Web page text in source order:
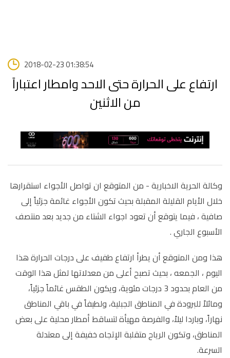
2018-02-23 01:38:54
ارتفاع على الحرارة حتى الاحد وامطار اعتباراً
من الاثنين
وكالة الحرية الاخبارية - من المتوقع ان تواصل الأجواء استقرارها
خلال الأيام القليلة المقبلة بحيث تكون الأجواء غائمة جزئياً إلى
صافية ، فيما يتوقع أن تعود اجواء الشتاء من جديد بعد منتصف
الأسبوع الجاري .
هذا ومن المتوقع أن يطرأ ارتفاع طفيف على درجات الحرارة هذا
اليوم ، الجمعه ، بحيث تصبح أعلى من معدلاتها لمثل هذا الوقت
من العام بحدود 3 درجات مئوية، ويكون الطقس غائماً جزئياً،
ومائلاً للبرودة في المناطق الجبلية، ولطيفاً في باقي المناطق
نهاراً، وباردا ليلاً، والفرصة مهيأة لتساقط أمطار محلية على بعض
المناطق، وتكون الرياح متقلبة الإتجاه خفيفة إلى معتدلة
السرعة.